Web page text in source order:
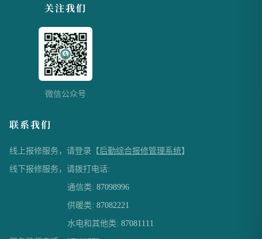
关注我们
微信公众号
联系我们
线上报修服务，请登录【后勤综合报修管理系统】
线下报修服务，请拨打电话:
通信类:87098996
供暖类:87082221
水电和其他类:87081111